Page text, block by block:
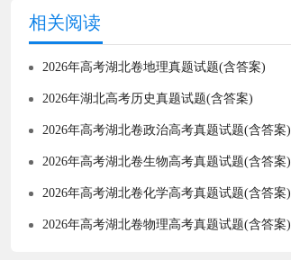
相关阅读
2026年高考湖北卷地理真题试题(含答案)
2026年湖北高考历史真题试题(含答案)
2026年高考湖北卷政治高考真题试题(含答案)
2026年高考湖北卷生物高考真题试题(含答案)
2026年高考湖北卷化学高考真题试题(含答案)
2026年高考湖北卷物理高考真题试题(含答案)